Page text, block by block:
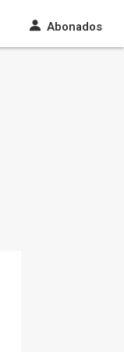
Abonados